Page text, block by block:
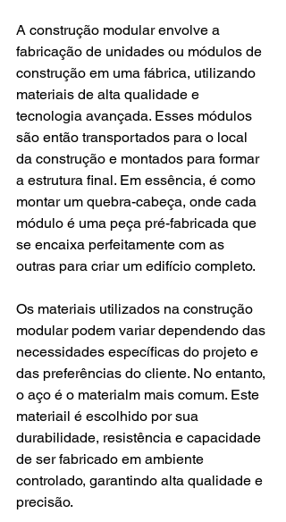
A construção modular envolve a
fabricação de unidades ou módulos de
construção em uma fábrica, utilizando
materiais de alta qualidade e
tecnologia avançada. Esses módulos
são então transportados para o local
da construção e montados para formar
a estrutura final. Em essência, é como
montar um quebra-cabeça, onde cada
módulo é uma peça pré-fabricada que
se encaixa perfeitamente com as
outras para criar um edifício completo.
Os materiais utilizados na construção
modular podem variar dependendo das
necessidades específicas do projeto e
das preferências do cliente. No entanto,
o aço é o materialm mais comum. Este
materiail é escolhido por sua
durabilidade, resistência e capacidade
de ser fabricado em ambiente
controlado, garantindo alta qualidade e
precisão.